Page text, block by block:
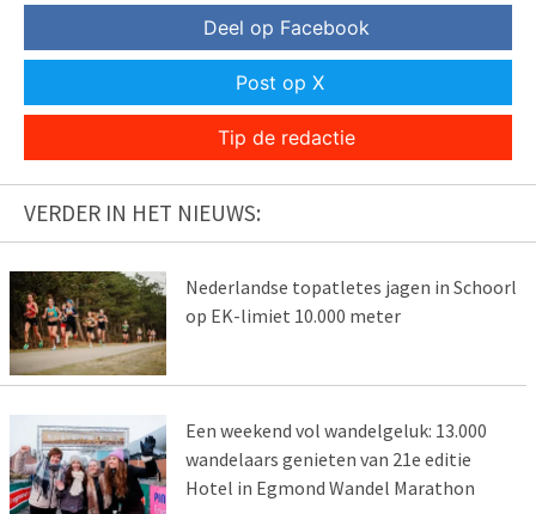
Deel op Facebook
Post op X
Tip de redactie
VERDER IN HET NIEUWS:
Nederlandse topatletes jagen in Schoorl
op EK-limiet 10.000 meter
Een weekend vol wandelgeluk: 13.000
wandelaars genieten van 21e editie
Hotel in Egmond Wandel Marathon